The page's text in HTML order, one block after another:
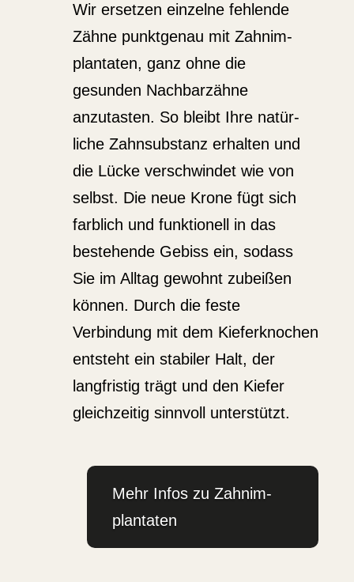
Wir ersetzen einzelne fehlende
Zähne punkt­genau mit Zahnim­
plan­taten, ganz ohne die
gesunden Nachbar­zähne
anzutasten. So bleibt Ihre natür­
liche Zahnsub­stanz erhalten und
die Lücke verschwindet wie von
selbst. Die neue Krone fügt sich
farblich und funktionell in das
bestehende Gebiss ein, sodass
Sie im Alltag gewohnt zubeißen
können. Durch die feste
Verbindung mit dem Kiefer­knochen
entsteht ein stabiler Halt, der
langfristig trägt und den Kiefer
gleich­zeitig sinnvoll unter­stützt.
Mehr Infos zu Zahnim­
plan­taten